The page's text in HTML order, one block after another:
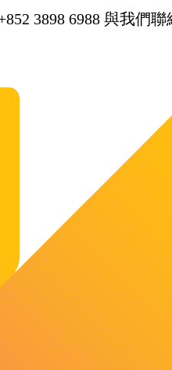
3898 6988 與我們